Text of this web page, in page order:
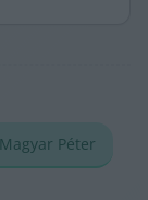
Magyar Péter